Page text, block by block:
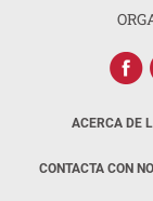
ACERCA DE
CONTACTA CON